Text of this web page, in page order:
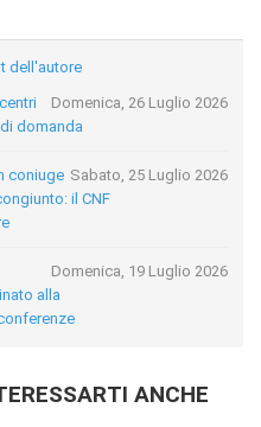
dell'autore
Domenica, 26 Luglio 2026
domanda
Sabato, 25 Luglio 2026
coniuge
il CNF
Domenica, 19 Luglio 2026
alla
ANCHE